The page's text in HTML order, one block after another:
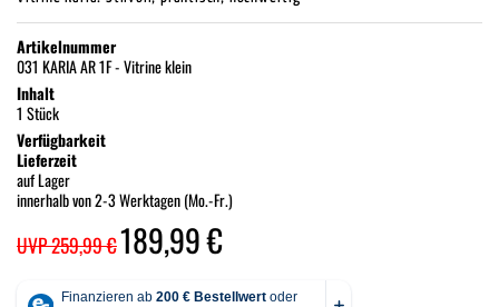
Artikelnummer
031 KARIA AR 1F - Vitrine klein
Inhalt
1 Stück
Verfügbarkeit
Lieferzeit
auf Lager
innerhalb von 2-3 Werktagen (Mo.-Fr.)
UVP 259,99 €189,99 €